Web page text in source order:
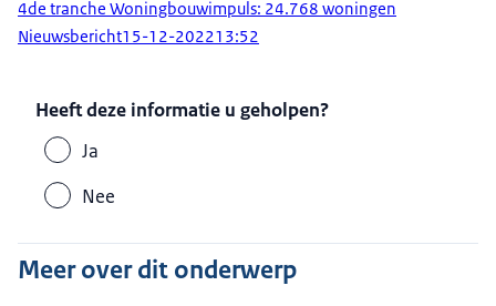
4de tranche Woningbouwimpuls: 24.768 woningen
Nieuwsbericht15-12-202213:52
Heeft deze informatie u geholpen?
Ja
Nee
Meer over dit onderwerp